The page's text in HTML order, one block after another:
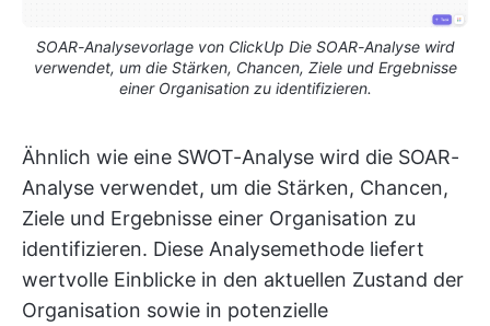
SOAR-Analysevorlage von ClickUp Die SOAR-Analyse wird
verwendet, um die Stärken, Chancen, Ziele und Ergebnisse
einer Organisation zu identifizieren.
Ähnlich wie eine SWOT-Analyse wird die SOAR-
Analyse verwendet, um die Stärken, Chancen,
Ziele und Ergebnisse einer Organisation zu
identifizieren. Diese Analysemethode liefert
wertvolle Einblicke in den aktuellen Zustand der
Organisation sowie in potenzielle